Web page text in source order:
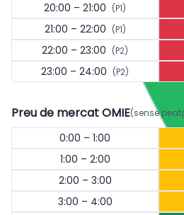
20:00 – 21:00 (P1)
21:00 – 22:00 (P1)
22:00 – 23:00 (P2)
23:00 – 24:00 (P2)
Preu de mercat OMIE(sense
0:00 – 1:00
1:00 – 2:00
2:00 – 3:00
3:00 – 4:00